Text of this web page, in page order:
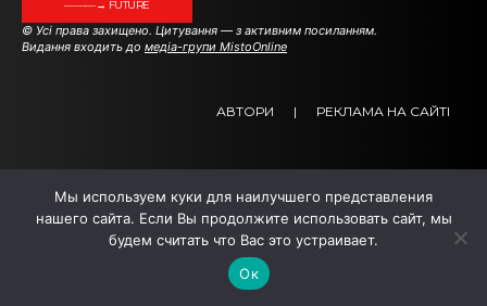
———→ FUTURE
© Усі права захищено. Цитування — з активним посиланням.
Видання входить до медіа-групи MistoOnline
АВТОРИ | РЕКЛАМА НА САЙТІ
Мы используем куки для наилучшего представления
нашего сайта. Если Вы продолжите использовать сайт, мы
будем считать что Вас это устраивает.
Ок